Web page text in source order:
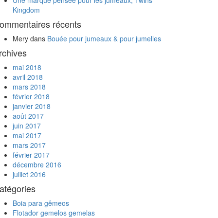
Kingdom
récents
Mery dans Bouée pour jumeaux & pour jumelles
mai 2018
avril 2018
mars 2018
février 2018
janvier 2018
août 2017
juin 2017
mai 2017
mars 2017
février 2017
décembre 2016
juillet 2016
Boia para gêmeos
Flotador gemelos gemelas